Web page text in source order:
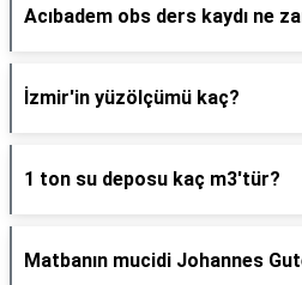
Acıbadem obs ders kaydı ne
İzmir'in yüzölçümü kaç?
1 ton su deposu kaç m3'tür?
Matbanın mucidi Johannes